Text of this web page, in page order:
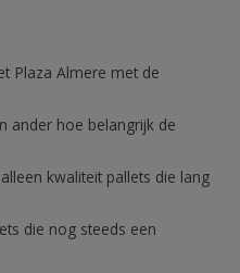
Plaza Almere met de
ander hoe belangrijk de
kwaliteit pallets die lang
die nog steeds een